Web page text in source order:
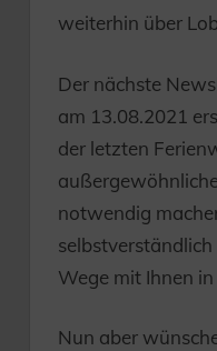
weiterhin über
Der nächste
am 13.08.2021
der letzten
notwendig
Wege mit Ihnen
Nun aber